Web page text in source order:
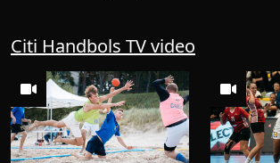
Citi Handbols TV video